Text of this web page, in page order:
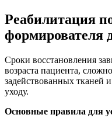
Реабилитация
формирователя
Сроки восстановления
возраста пациента,
задействованных тканей
уходу.
Основные правила для